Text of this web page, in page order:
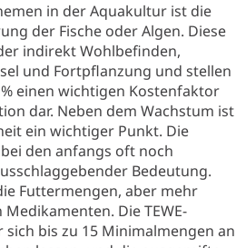
in der Aquakultur ist die
der Fische oder Algen. Diese
indirekt Wohlbefinden,
und Fortpflanzung und stellen
einen wichtigen Kostenfaktor
dar. Neben dem Wachstum ist
ein wichtiger Punkt. Die
den anfangs oft noch
Bedeutung.
Futtermengen, aber mehr
Die TEWE-
bis zu 15 Minimalmengen an